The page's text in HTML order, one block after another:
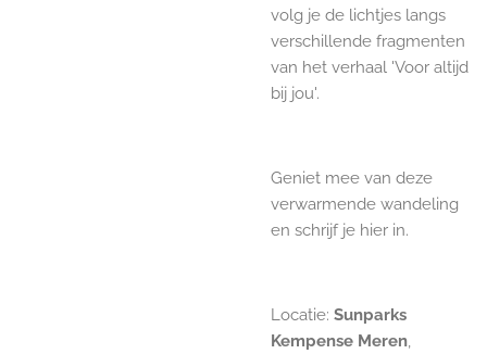
volg je de lichtjes langs
verschillende fragmenten
van het verhaal 'Voor altijd
bij jou'.
Geniet mee van deze
verwarmende wandeling
en schrijf je hier in.
Locatie: Sunparks
Kempense Meren,